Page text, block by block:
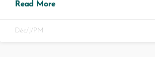
Read More
Déc/J/PM